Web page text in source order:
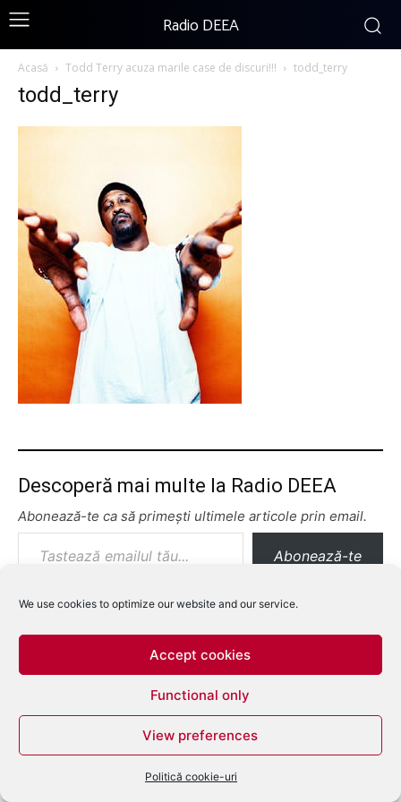
We use cookies to optimize our website and our service.
Accept cookies
Functional only
View preferences
Politică cookie-uri
Radio DEEA
Acasă Todd Terry acuza marile case de discuri!!! todd_terry
todd_terry
Descoperă mai multe la Radio DEEA
Abonează-te ca să primești ultimele articole prin email.
Tastează emailul tău...
Abonează-te